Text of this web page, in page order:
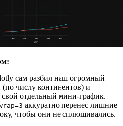
сам разбил наш огромный
(по числу континентов) и
свой отдельный мини-график.
аккуратно перенес лишние
чтобы они не сплющивались.